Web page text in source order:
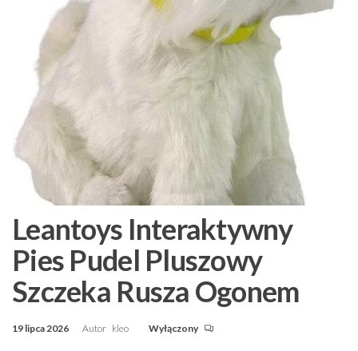
Leantoys Interaktywny
Pies Pudel Pluszowy
Szczeka Rusza Ogonem
19 lipca 2026 Autor kleo Wyłączony